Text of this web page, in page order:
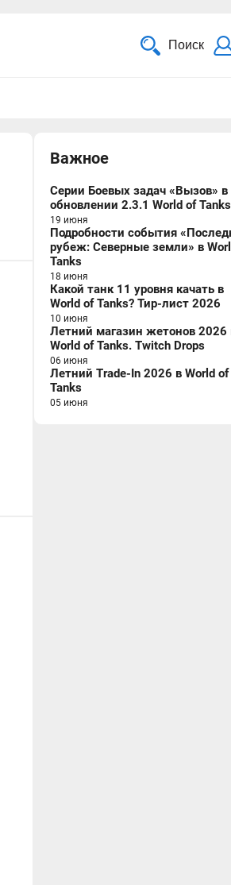
Поиск
Важное
Серии Боевых задач «Вызов» в
обновлении 2.3.1 World of Tanks
19 июня
Подробности события
рубеж: Северные земли» в
Tanks
18 июня
Какой танк 11 уровня качать в
World of Tanks? Тир-лист 2026
10 июня
Летний магазин жетонов 2026
World of Tanks. Twitch Drops
06 июня
Летний Trade-In 2026 в World of
Tanks
05 июня